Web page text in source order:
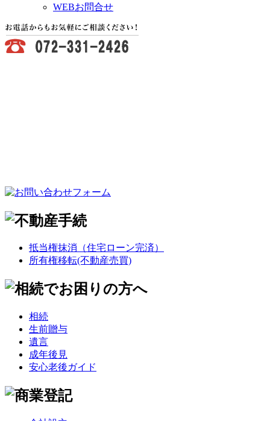
WEBお問合せ
抵当権抹消（住宅ローン完済）
所有権移転(不動産売買)
相続
生前贈与
遺言
成年後見
安心老後ガイド